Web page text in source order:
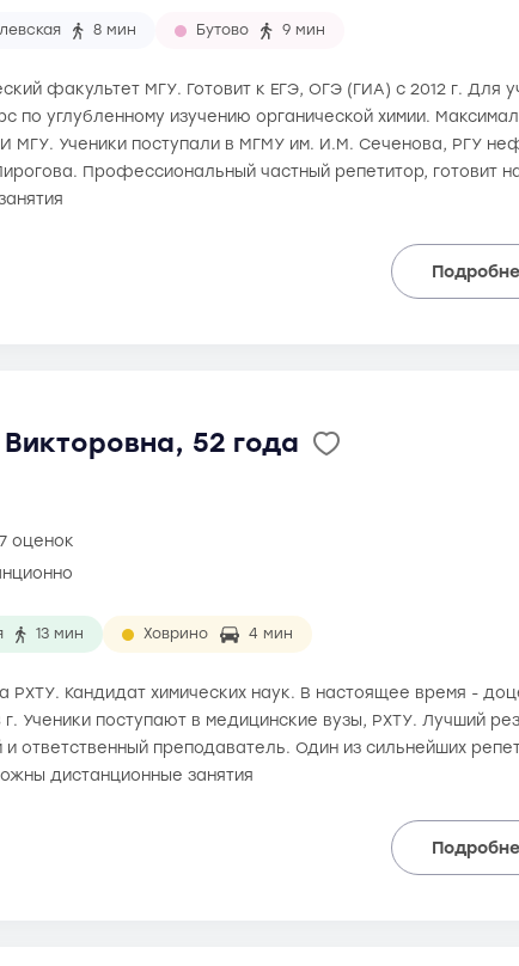
8 мин Бутово 9 мин
факультет МГУ. Готовит к ЕГЭ, ОГЭ (ГИА) с 2012 г. Для
по углубленному изучению органической химии.
МГУ. Ученики поступали в МГМУ им. И.М. Сеченова, РГУ
Профессиональный частный репетитор, готовит
52 года
оценок
13 мин Ховрино 4 мин
РХТУ. Кандидат химических наук. В настоящее время -
Ученики поступают в медицинские вузы, РХТУ. Лучший
ответственный преподаватель. Один из сильнейших
дистанционные занятия